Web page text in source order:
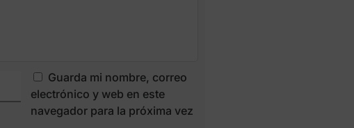
Guarda mi nombre, correo
electrónico y web en este
navegador para la próxima vez